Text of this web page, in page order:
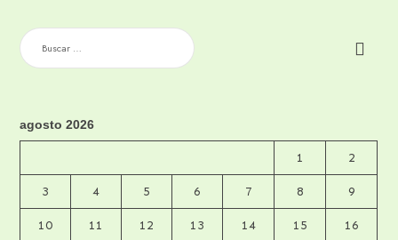
BUSCAR:
agosto 2026
1 2
3 4 5 6 7 8 9
10 11 12 13 14 15 16